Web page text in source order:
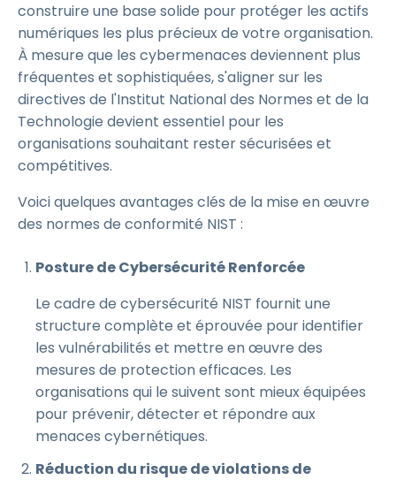
construire une base solide pour protéger les actifs
numériques les plus précieux de votre organisation.
À mesure que les cybermenaces deviennent plus
fréquentes et sophistiquées, s'aligner sur les
directives de l'Institut National des Normes et de la
Technologie devient essentiel pour les
organisations souhaitant rester sécurisées et
compétitives.
Voici quelques avantages clés de la mise en œuvre
des normes de conformité NIST :
Posture de Cybersécurité Renforcée
Le cadre de cybersécurité NIST fournit une
structure complète et éprouvée pour identifier
les vulnérabilités et mettre en œuvre des
mesures de protection efficaces. Les
organisations qui le suivent sont mieux équipées
pour prévenir, détecter et répondre aux
menaces cybernétiques.
Réduction du risque de violations de